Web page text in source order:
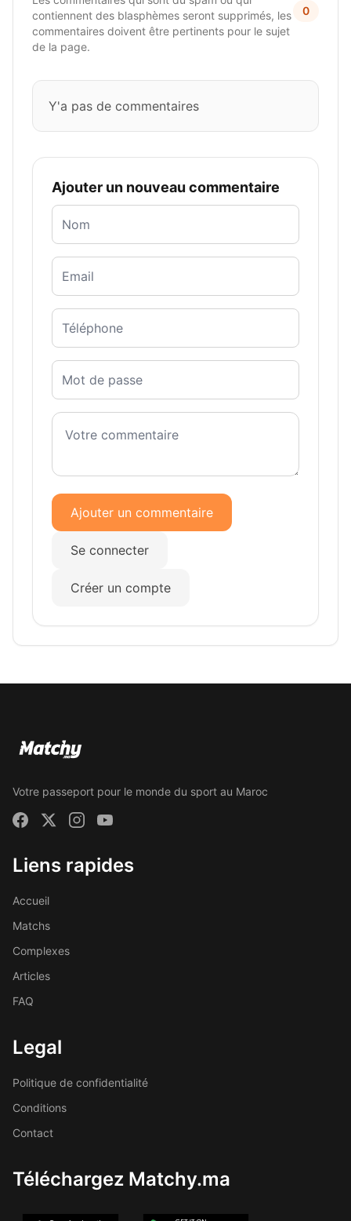
contiennent des blasphèmes seront supprimés, les
commentaires doivent être pertinents pour le sujet
de la page.
0
Y'a pas de commentaires
Ajouter un nouveau commentaire
Ajouter un commentaire
Se connecter
Créer un compte
Votre passeport pour le monde du sport au Maroc
Liens rapides
Accueil
Matchs
Complexes
Articles
FAQ
Legal
Politique de confidentialité
Conditions
Contact
Téléchargez Matchy.ma